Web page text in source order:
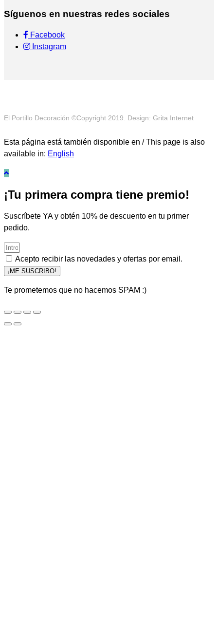
Síguenos en nuestras redes sociales
Facebook
Instagram
El Portillo Decoración ©Copyright 2019. Design: Grita Internet
Esta página está también disponible en / This page is also
available in: English
¡Tu primera compra tiene premio!
Suscríbete YA y obtén 10% de descuento en tu primer
pedido.
Acepto recibir las novedades y ofertas por email.
¡ME SUSCRIBO!
Te prometemos que no hacemos SPAM :)